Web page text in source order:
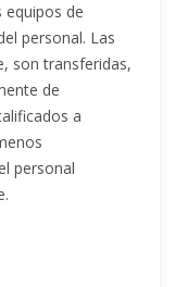
equipos de
personal. Las
son transferidas,
de
a
personal